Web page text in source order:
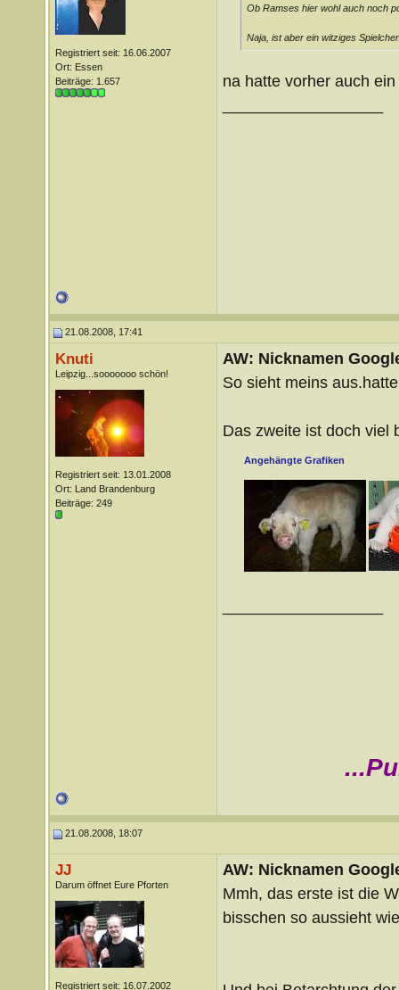
Registriert seit: 16.06.2007
Ort: Essen
Beiträge: 1.657
Ob Ramses hier wohl auch noch
Naja, ist aber ein witziges
na hatte vorher auch
21.08.2008, 17:41
Knuti
Leipzig...sooooooo schön!
Registriert seit: 13.01.2008
Ort: Land Brandenburg
Beiträge: 249
AW: Nicknamen
So sieht meins
Das zweite ist doch viel
Angehängte Grafiken
21.08.2008, 18:07
JJ
Darum öffnet Eure Pforten
Registriert seit: 16.07.2002
AW: Nicknamen
Mmh, das erste ist die
bisschen so aussieht